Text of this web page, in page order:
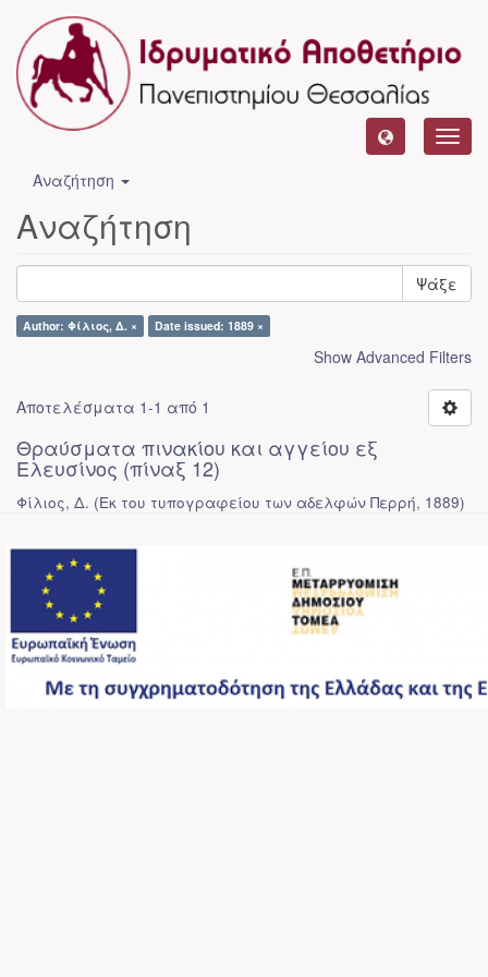
Αναζήτηση
Αναζήτηση
Ψάξε
Author: Φίλιος, Δ. × Date issued: 1889 ×
Show Advanced Filters
Αποτελέσματα 1-1 από 1
Θραύσματα πινακίου και αγγείου εξ
Ελευσίνος (πίναξ 12)
Φίλιος, Δ. (Εκ του τυπογραφείου των αδελφών Περρή, 1889)